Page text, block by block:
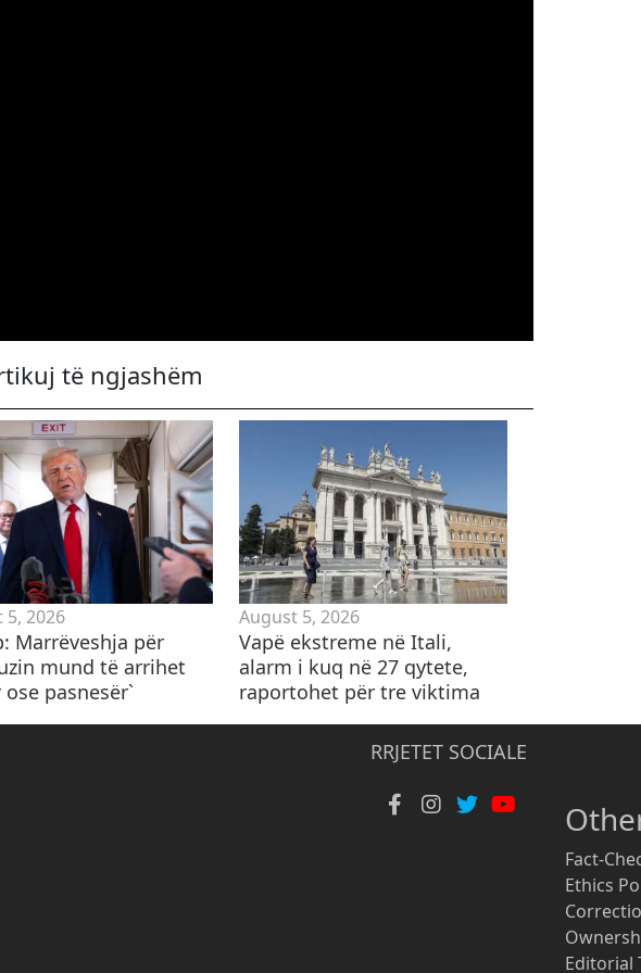
të ngjashëm
5, 2026
Marrëveshja për
mund të arrihet
ose pasnesër`
August 5, 2026
Vapë ekstreme në Itali,
alarm i kuq në 27 qytete,
raportohet për tre viktima
RRJETET SOCIALE
Fact-
Ethics
Editorial